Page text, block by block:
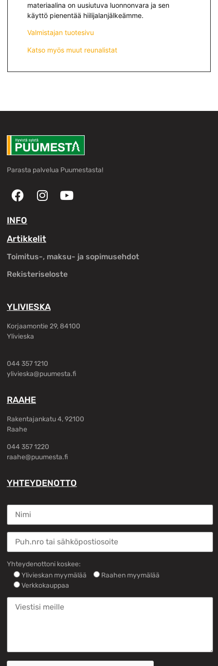
materiaalina on uusiutuva luonnonvara ja sen
käyttö pienentää hiilijalanjälkeämme.
Valmistajan tuotesivu
Katso myös muut reunalistat
Parasta palvelua Puumestasta!
INFO
Artikkelit
Toimitus-, maksu- ja sopimusehdot
Rekisteriseloste
YLIVIESKA
Korjaamontie 29, 84100
Ylivieska
044 357 1210
ylivieska@puumesta.fi
RAAHE
Rakentajankatu 4, 92100
Raahe
044 357 1220
raahe@puumesta.fi
YHTEYDENOTTO
Yhteydenottoni koskee:
Ylivieskan myymälää
Raahen myymälää
Verkkokauppaa